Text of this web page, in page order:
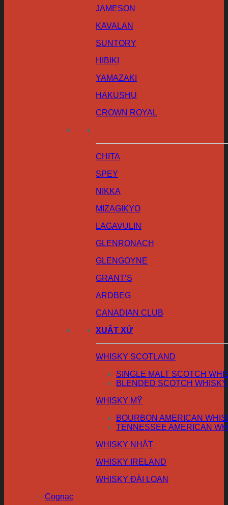
JAMESON
KAVALAN
SUNTORY
HIBIKI
YAMAZAKI
HAKUSHU
CROWN ROYAL
CHITA
SPEY
NIKKA
MIZAGIKYO
LAGAVULIN
GLENRONACH
GLENGOYNE
GRANT’S
ARDBEG
CANADIAN CLUB
XUẤT XỨ
WHISKY SCOTLAND
SINGLE MALT SCOTCH
BLENDED SCOTCH WHISKY
WHISKY MỸ
BOURBON AMERICAN
TENNESSEE AMERICAN
WHISKY NHẬT
WHISKY IRELAND
WHISKY ĐÀI LOAN
Cognac